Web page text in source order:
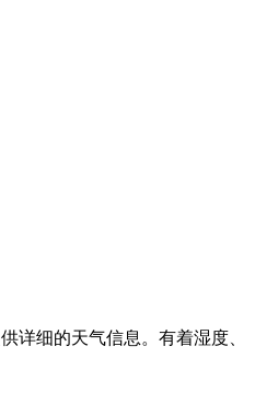
详细的天气信息。有着湿度、